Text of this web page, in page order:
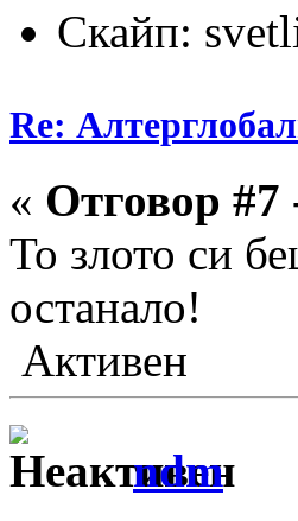
Скайп:
Re:
« Отговор #7
То злото си
останало!
Активен
ndm